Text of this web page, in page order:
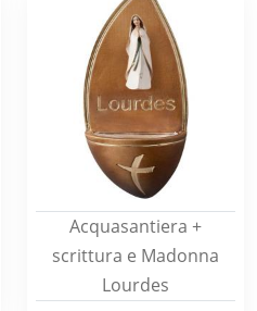
Acquasantiera +
scrittura e Madonna
Lourdes